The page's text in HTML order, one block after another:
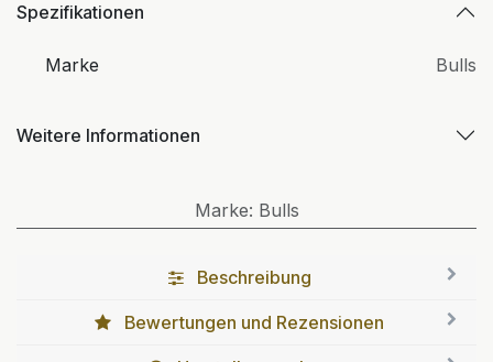
Spezifikationen
Marke Bulls
Weitere Informationen
Marke: Bulls
Beschreibung
Bewertungen und Rezensionen